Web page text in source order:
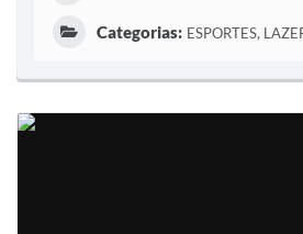
Categorias: ESPORTES,